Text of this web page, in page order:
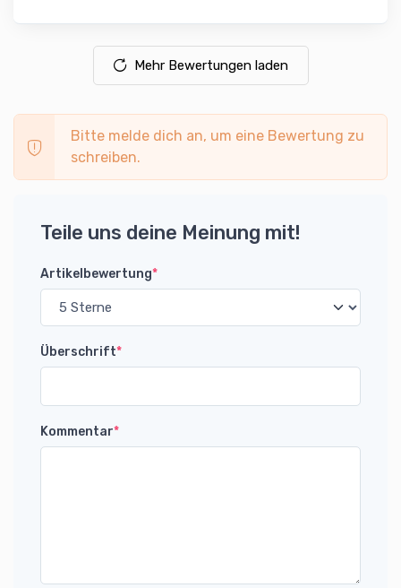
Mehr Bewertungen laden
Bitte melde dich an, um eine Bewertung zu
schreiben.
Teile uns deine Meinung mit!
Artikelbewertung*
Überschrift*
Kommentar*